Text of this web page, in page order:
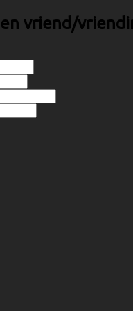
vriend/